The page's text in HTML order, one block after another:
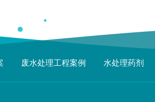
废水处理工程案例 水处理药剂